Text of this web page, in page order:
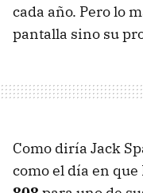
cada año. Pero lo
pantalla sino su
Como diría Jack
como el día en